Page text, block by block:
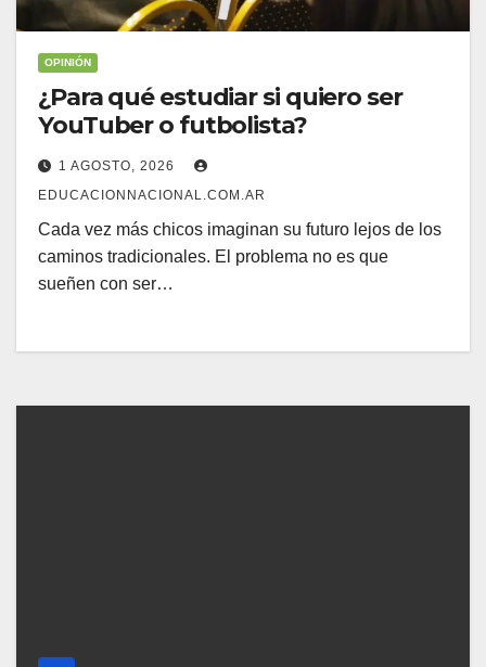
OPINIÓN
¿Para qué estudiar si quiero ser
YouTuber o futbolista?
1 AGOSTO, 2026
EDUCACIONNACIONAL.COM.AR
Cada vez más chicos imaginan su futuro lejos de los
caminos tradicionales. El problema no es que
sueñen con ser…